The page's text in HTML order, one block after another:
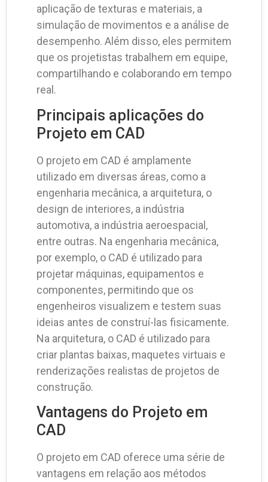
aplicação de texturas e materiais, a
simulação de movimentos e a análise de
desempenho. Além disso, eles permitem
que os projetistas trabalhem em equipe,
compartilhando e colaborando em tempo
real.
Principais aplicações do
Projeto em CAD
O projeto em CAD é amplamente
utilizado em diversas áreas, como a
engenharia mecânica, a arquitetura, o
design de interiores, a indústria
automotiva, a indústria aeroespacial,
entre outras. Na engenharia mecânica,
por exemplo, o CAD é utilizado para
projetar máquinas, equipamentos e
componentes, permitindo que os
engenheiros visualizem e testem suas
ideias antes de construí-las fisicamente.
Na arquitetura, o CAD é utilizado para
criar plantas baixas, maquetes virtuais e
renderizações realistas de projetos de
construção.
Vantagens do Projeto em
CAD
O projeto em CAD oferece uma série de
vantagens em relação aos métodos